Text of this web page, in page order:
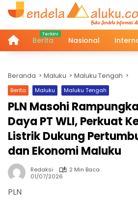
Langsung
HomeBerita Nasional
Beranda Maluku Maluku Tengah
Berita Maluku Maluku Tengah
PLN Masohi
Daya PT WLI, Perkuat
Listrik Dukung
dan Ekonomi Maluku
Redaksi
2 Min Baca
01/07/2026
PLN